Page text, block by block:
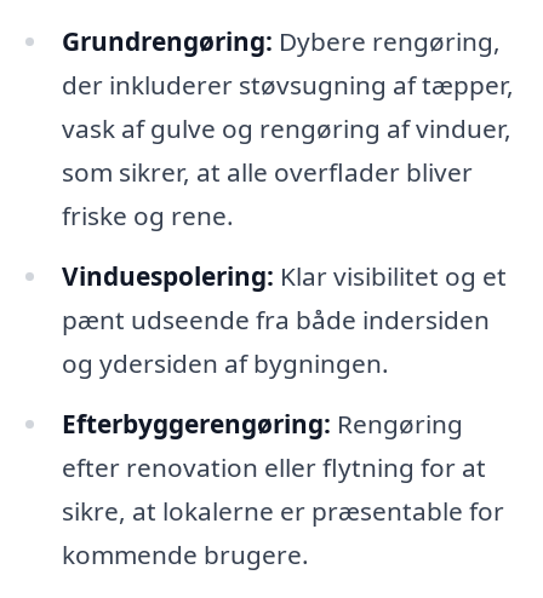
Grundrengøring: Dybere rengøring,
der inkluderer støvsugning af tæpper,
vask af gulve og rengøring af vinduer,
som sikrer, at alle overflader bliver
friske og rene.
Vinduespolering: Klar visibilitet og et
pænt udseende fra både indersiden
og ydersiden af bygningen.
Efterbyggerengøring: Rengøring
efter renovation eller flytning for at
sikre, at lokalerne er præsentable for
kommende brugere.